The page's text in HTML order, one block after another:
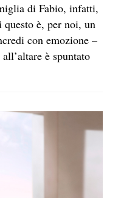
di Fabio, infatti,
questo è, per noi, un
con emozione –
è spuntato